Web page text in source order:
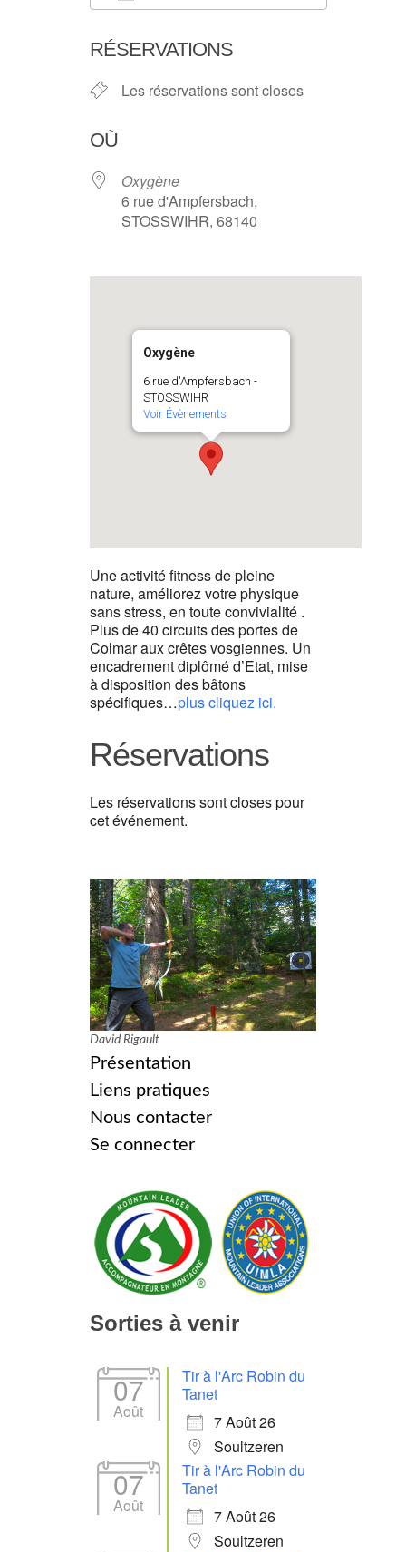
RÉSERVATIONS
Les réservations sont closes
OÙ
Oxygène
6 rue d'Ampfersbach,
STOSSWIHR, 68140
Oxygène
6 rue d'Ampfersbach -
STOSSWIHR
Voir Évènements
Une activité fitness de pleine
nature, améliorez votre physique
sans stress, en toute convivialité .
Plus de 40 circuits des portes de
Colmar aux crêtes vosgiennes. Un
encadrement diplômé d’Etat, mise
à disposition des bâtons
spécifiques…plus cliquez ici.
Réservations
Les réservations sont closes pour
cet événement.
David Rigault
Présentation
Liens pratiques
Nous contacter
Se connecter
Sorties à venir
07
Août
Tir à l'Arc Robin du
Tanet
7 Août 26
Soultzeren
07
Août
Tir à l'Arc Robin du
Tanet
7 Août 26
Soultzeren